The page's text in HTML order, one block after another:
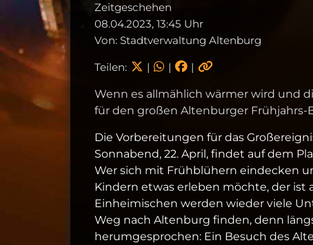
Zeitgeschehen
08.04.2023, 13:45 Uhr
Von: Stadtverwaltung Altenburg
Teilen: | | |
Wenn es allmählich wärmer wird und
für den großen Altenburger Frühjahrs-
Die Vorbereitungen für das
Sonnabend, 22. April, findet auf dem
Wer sich mit Frühblühern eindecken
Kindern etwas erleben möchte, der
Einheimischen werden wieder viele
Weg nach Altenburg finden, denn
herumgesprochen: Ein Besuch des